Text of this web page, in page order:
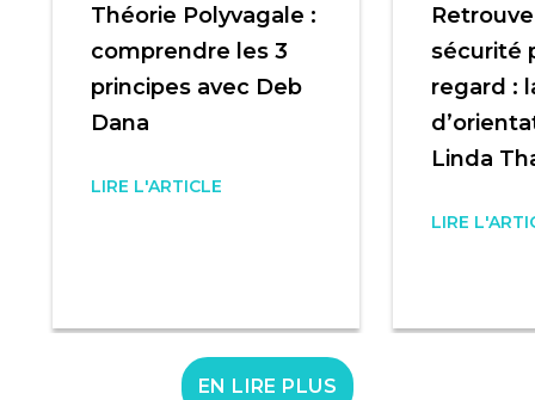
Théorie Polyvagale :
comprendre les 3
principes avec Deb
Dana
LIRE L'ARTICLE
sécurité
regard :
Linda
LIRE
EN LIRE PLUS